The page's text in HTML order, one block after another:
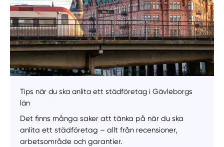
Manuellt Få hjälp
Välj tillvägagångssätt
Tips när du ska anlita ett städföretag i Gävleborgs
län
Det finns många saker att tänka på när du ska
anlita ett städföretag – allt från recensioner,
arbetsområde och garantier.